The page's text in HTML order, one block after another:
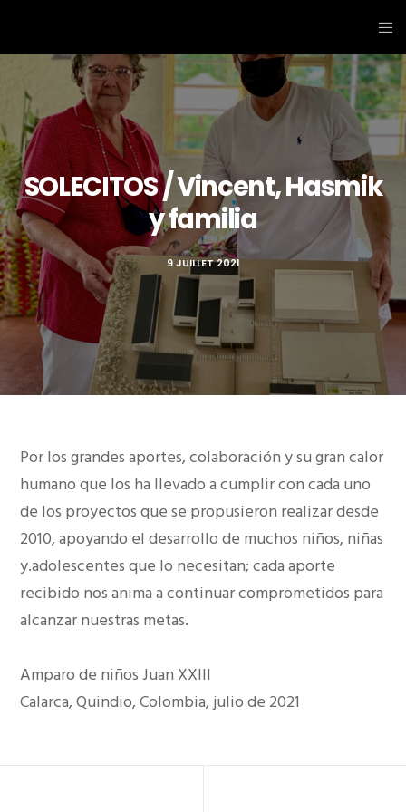
SOLECITOS / Vincent, Hasmik
y familia
9 JUILLET 2021
Por los grandes aportes, colaboración y su gran calor
humano que los ha llevado a cumplir con cada uno
de los proyectos que se propusieron realizar desde
2010, apoyando el desarrollo de muchos niños, niñas
y.adolescentes que lo necesitan; cada aporte
recibido nos anima a continuar comprometidos para
alcanzar nuestras metas.
Amparo de niños Juan XXIII
Calarca, Quindio, Colombia, julio de 2021